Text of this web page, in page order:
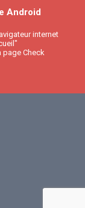
Android
internet
page Check